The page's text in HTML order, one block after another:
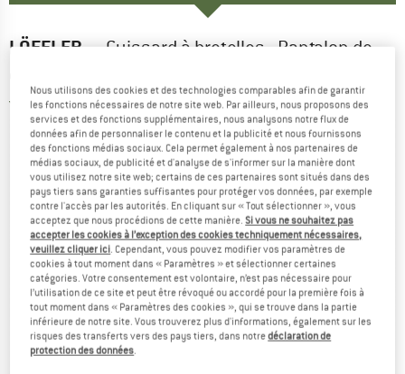
LÖFFLER
Cuissard à bretelles - Pantalon de
5,0(2)
Nous utilisons des cookies et des technologies comparables afin de garantir
les fonctions nécessaires de notre site web. Par ailleurs, nous proposons des
services et des fonctions supplémentaires, nous analysons notre flux de
données afin de personnaliser le contenu et la publicité et nous fournissons
des fonctions médias sociaux. Cela permet également à nos partenaires de
médias sociaux, de publicité et d'analyse de s'informer sur la manière dont
vous utilisez notre site web; certains de ces partenaires sont situés dans des
pays tiers sans garanties suffisantes pour protéger vos données, par exemple
contre l'accès par les autorités. En cliquant sur « Tout sélectionner », vous
acceptez que nous procédions de cette manière.Si vous ne souhaitez pas
accepter les cookies à l’exception des cookies techniquement nécessaires,
veuillez cliquer ici. Cependant, vous pouvez modifier vos paramètres de
cookies à tout moment dans « Paramètres » et sélectionner certaines
catégories. Votre consentement est volontaire, n’est pas nécessaire pour
l’utilisation de ce site et peut être révoqué ou accordé pour la première fois à
tout moment dans « Paramètres des cookies », qui se trouve dans la partie
inférieure de notre site. Vous trouverez plus d'informations, également sur les
risques des transferts vers des pays tiers, dans notredéclaration de
protection des données.